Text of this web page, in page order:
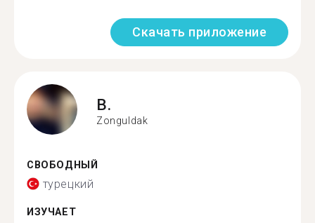
Скачать приложение
B.
Zonguldak
СВОБОДНЫЙ
турецкий
ИЗУЧАЕТ